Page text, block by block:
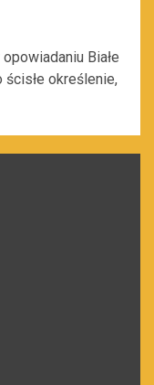
Białe
ścisłe określenie,